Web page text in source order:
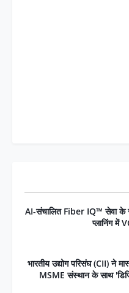
AI-संचालित Fiber IQ™ सेवा के
प्लानिंग में
भारतीय उद्योग परिसंघ (CII) ने
MSME संस्थान के साथ